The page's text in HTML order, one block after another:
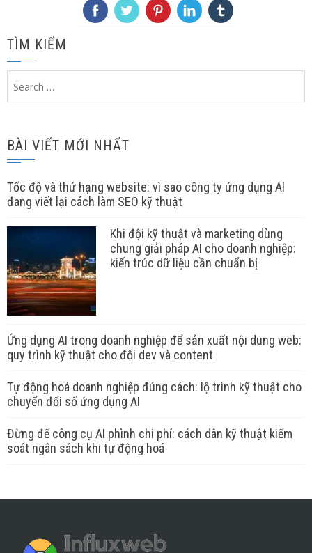
TÌM KIẾM
BÀI VIẾT MỚI NHẤT
Tốc độ và thứ hạng website: vì sao công ty ứng dụng AI
đang viết lại cách làm SEO kỹ thuật
Khi đội kỹ thuật và marketing dùng
chung giải pháp AI cho doanh nghiệp:
kiến trúc dữ liệu cần chuẩn bị
Ứng dụng AI trong doanh nghiệp để sản xuất nội dung web:
quy trình kỹ thuật cho đội dev và content
Tự động hoá doanh nghiệp đúng cách: lộ trình kỹ thuật cho
chuyển đổi số ứng dụng AI
Đừng để công cụ AI phình chi phí: cách dân kỹ thuật kiểm
soát ngân sách khi tự động hoá